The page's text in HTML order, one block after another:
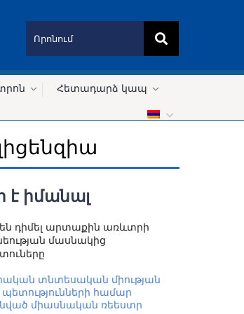
Հետադարձ կապ
է իմանալ
դիմել արտաքին առևտրի
մասնակից
տնտեսական միության
համար
միասնական ռեեստր